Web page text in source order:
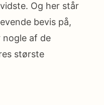
Og her står
bevis på,
nogle af de
største